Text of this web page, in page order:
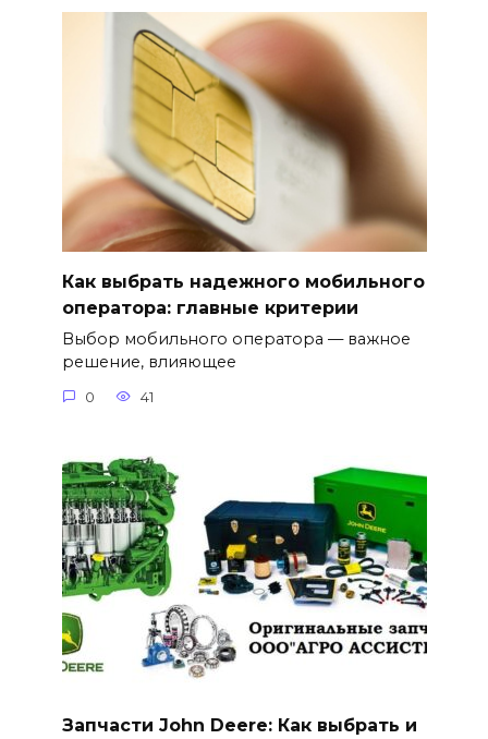
Как выбрать надежного мобильного
оператора: главные критерии
Выбор мобильного оператора — важное
решение, влияющее
0 41
Запчасти John Deere: Как выбрать и